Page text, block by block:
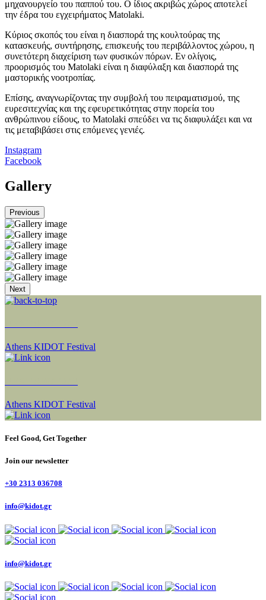
μηχανουργείο του παππού του. O ίδιος ακριβώς χώρος αποτελεί
την έδρα του εγχειρήματος Matolaki.
Κύριος σκοπός του είναι η διασπορά της κουλτούρας της
κατασκευής, συντήρησης, επισκευής του περιβάλλοντος χώρου, η
συνετότερη διαχείριση των φυσικών πόρων. Εν ολίγοις,
προορισμός του Matolaki είναι η διαφύλαξη και διασπορά της
μαστορικής νοοτροπίας.
Επίσης, αναγνωρίζοντας την συμβολή του πειραματισμού, της
ευρεσιτεχνίας και της εφευρετικότητας στην πορεία του
ανθρώπινου είδους, το Matolaki σπεύδει να τις διαφυλάξει και να
τις μεταβιβάσει στις επόμενες γενιές.
Instagram
Facebook
Gallery
Previous
Next
Athens KIDOT Festival
Athens KIDOT Festival
Feel Good, Get Together
Join our newsletter
+30 2313 036708
info@kidot.gr
info@kidot.gr